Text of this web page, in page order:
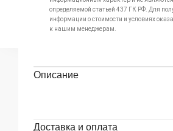
определяемой статьей 437 ГК РФ. Для
информации о стоимости и условиях
к нашим менеджерам.
Описание
Доставка и оплата